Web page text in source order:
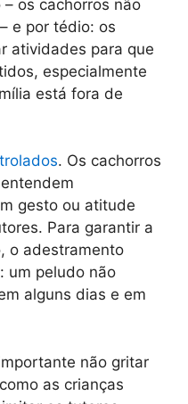
os cachorros não
e por tédio: os
atividades para que
especialmente
está fora de
. Os cachorros
gesto ou atitude
Para garantir a
o adestramento
um peludo não
alguns dias e em
não gritar
as crianças